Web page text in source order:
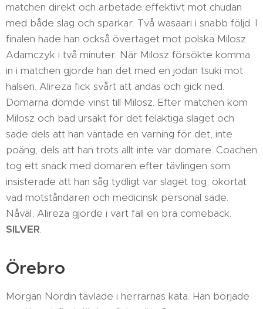
matchen direkt och arbetade effektivt mot chudan
med både slag och sparkar. Två wasaari i snabb följd. I
finalen hade han också övertaget mot polska Milosz
Adamczyk i två minuter. När Milosz försökte komma
in i matchen gjorde han det med en jodan tsuki mot
halsen. Alireza fick svårt att andas och gick ned.
Domarna dömde vinst till Milosz. Efter matchen kom
Milosz och bad ursäkt för det felaktiga slaget och
sade dels att han väntade en varning för det, inte
poäng, dels att han trots allt inte var domare. Coachen
tog ett snack med domaren efter tävlingen som
insisterade att han såg tydligt var slaget tog, okortat
vad motståndaren och medicinsk personal sade.
Nåväl, Alireza gjorde i vart fall en bra comeback.
SILVER.
Örebro
Morgan Nordin tävlade i herrarnas kata. Han började